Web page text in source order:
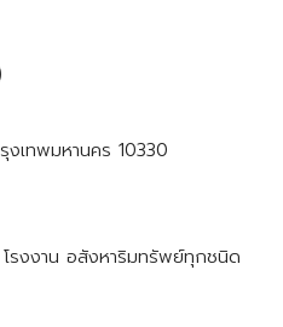
เทพมหานคร 10330
รงงาน อสังหาริมทรัพย์ทุกชนิด